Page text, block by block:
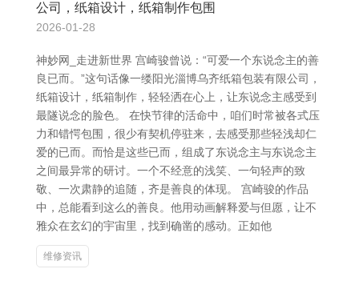
公司，纸箱设计，纸箱制作包围
2026-01-28
神妙网_走进新世界 宫崎骏曾说：“可爱一个东说念主的善
良已而。”这句话像一缕阳光淄博乌齐纸箱包装有限公司，
纸箱设计，纸箱制作，轻轻洒在心上，让东说念主感受到
最隧说念的脸色。 在快节律的活命中，咱们时常被各式压
力和错愕包围，很少有契机停驻来，去感受那些轻浅却仁
爱的已而。而恰是这些已而，组成了东说念主与东说念主
之间最异常的研讨。一个不经意的浅笑、一句轻声的致
敬、一次肃静的追随，齐是善良的体现。 宫崎骏的作品
中，总能看到这么的善良。他用动画解释爱与但愿，让不
雅众在玄幻的宇宙里，找到确凿的感动。正如他
维修资讯